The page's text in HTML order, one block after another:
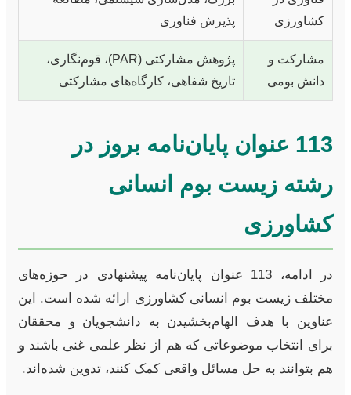
کشاورزی
پذیرش فناوری
مشارکت و
دانش بومی
پژوهش مشارکتی (PAR)، قوم‌نگاری،
تاریخ شفاهی، کارگاه‌های مشارکتی
113 عنوان پایان‌نامه بروز در
رشته زیست بوم انسانی
کشاورزی
در ادامه، 113 عنوان پایان‌نامه پیشنهادی در حوزه‌های
مختلف زیست بوم انسانی کشاورزی ارائه شده است. این
عناوین با هدف الهام‌بخشیدن به دانشجویان و محققان
برای انتخاب موضوعاتی که هم از نظر علمی غنی باشند و
هم بتوانند به حل مسائل واقعی کمک کنند، تدوین شده‌اند.